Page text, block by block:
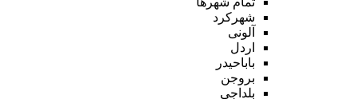
شهرکرد
آلونی
اردل
باباحیدر
بروجن
بلداجی